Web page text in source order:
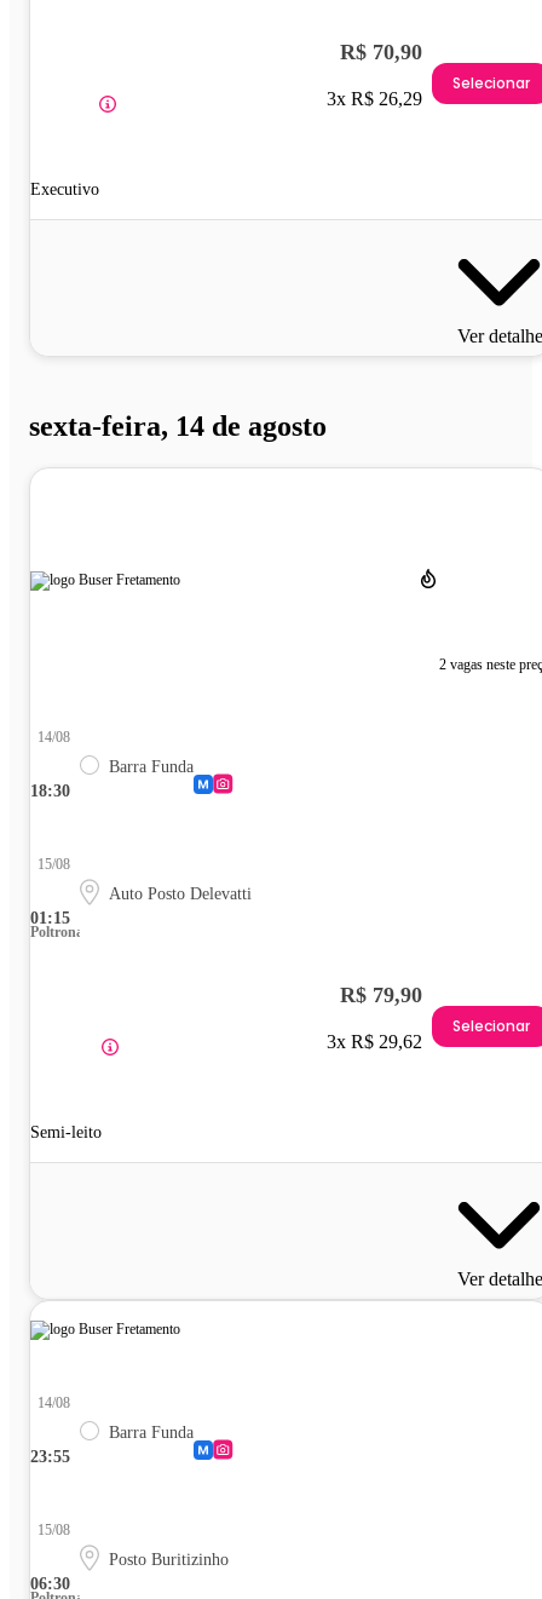
Executivo
R$ 70,90
3x R$ 26,29
Selecionar
Ver
sexta-feira, 14 de agosto
2 vagas neste
18:30
14/08
Barra Funda
01:15
15/08
Auto Posto Delevatti
Poltrona
Semi-leito
R$ 79,90
3x R$ 29,62
Selecionar
Ver
23:55
14/08
Barra Funda
06:30
15/08
Posto Buritizinho